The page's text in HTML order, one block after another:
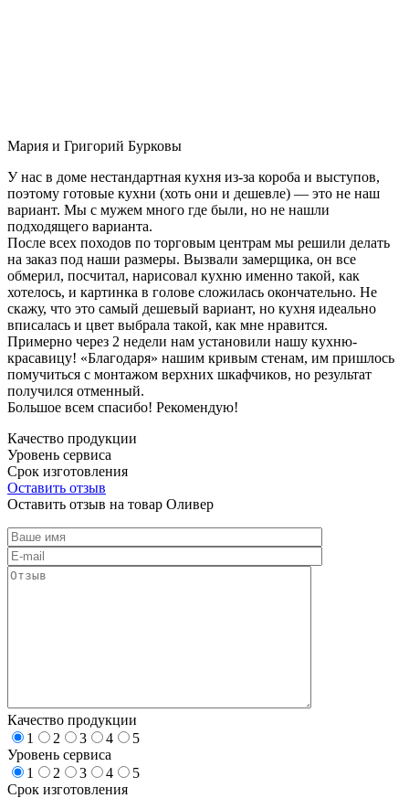
Мария и Григорий Бурковы
У нас в доме нестандартная кухня из-за короба и выступов,
поэтому готовые кухни (хоть они и дешевле) — это не наш
вариант. Мы с мужем много где были, но не нашли
подходящего варианта.
После всех походов по торговым центрам мы решили делать
на заказ под наши размеры. Вызвали замерщика, он все
обмерил, посчитал, нарисовал кухню именно такой, как
хотелось, и картинка в голове сложилась окончательно. Не
скажу, что это самый дешевый вариант, но кухня идеально
вписалась и цвет выбрала такой, как мне нравится.
Примерно через 2 недели нам установили нашу кухню-
красавицу! «Благодаря» нашим кривым стенам, им пришлось
помучиться с монтажом верхних шкафчиков, но результат
получился отменный.
Большое всем спасибо! Рекомендую!
Качество продукции
Уровень сервиса
Срок изготовления
Оставить отзыв
Оставить отзыв на товар Оливер
Качество продукции
1
2 3 4
5
Уровень сервиса
1
2 3 4
5
Срок изготовления